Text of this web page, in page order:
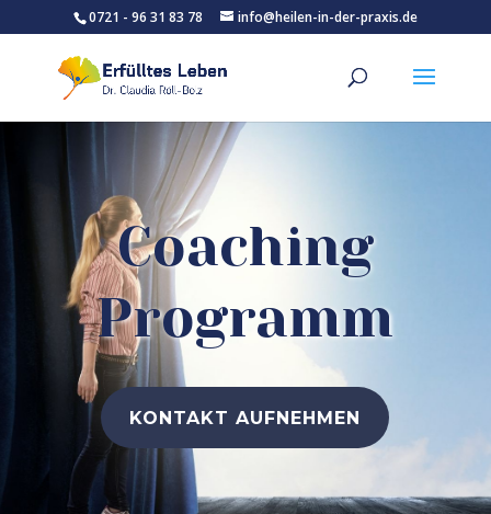
0721 - 96 31 83 78 info@heilen-in-der-praxis.de
Coaching
Programm
KONTAKT AUFNEHMEN